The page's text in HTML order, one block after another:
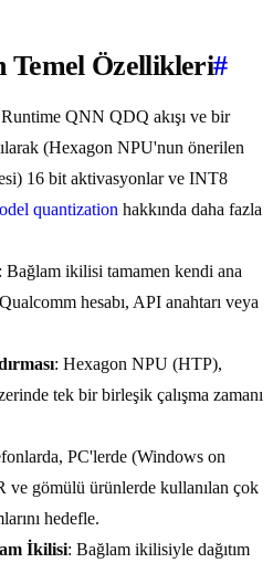
Temel Özellikleri#
QNN QDQ akışı ve bir
(Hexagon NPU'nun önerilen
16 bit aktivasyonlar ve INT8
quantization hakkında daha fazla
: Bağlam ikilisi tamamen kendi ana
hesabı, API anahtarı veya
: Hexagon NPU (HTP),
tek bir birleşik çalışma zamanı
PC'lerde (Windows on
ve gömülü ürünlerde kullanılan çok
hedefle.
İkilisi: Bağlam ikilisiyle dağıtım